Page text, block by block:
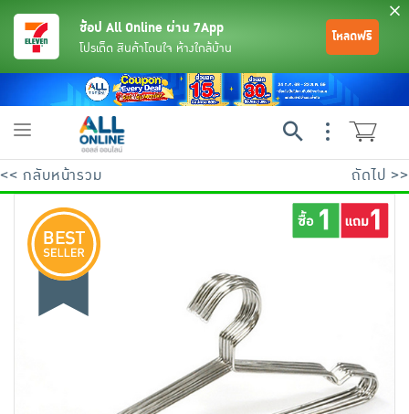
ช้อป All Online ผ่าน 7App
โปรเด็ด สินค้าโดนใจ ห้างใกล้บ้าน
โหลดฟรี
Toggle
<< กลับหน้ารวม ถัดไป >>